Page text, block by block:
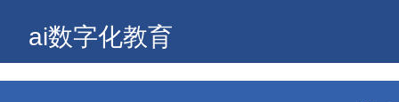
ai数字化教育